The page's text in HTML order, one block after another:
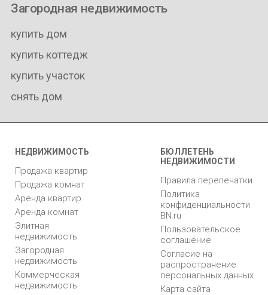
Загородная недвижимость
купить дом
купить коттедж
купить участок
снять дом
НЕДВИЖИМОСТЬ
Продажа квартир
Продажа комнат
Аренда квартир
Аренда комнат
Элитная
недвижимость
Загородная
недвижимость
Коммерческая
недвижимость
БЮЛЛЕТЕНЬ
НЕДВИЖИМОСТИ
Правила перепечатки
Политика
конфиденциальности
BN.ru
Пользовательское
соглашение
Согласие на
распространение
персональных данных
Карта сайта